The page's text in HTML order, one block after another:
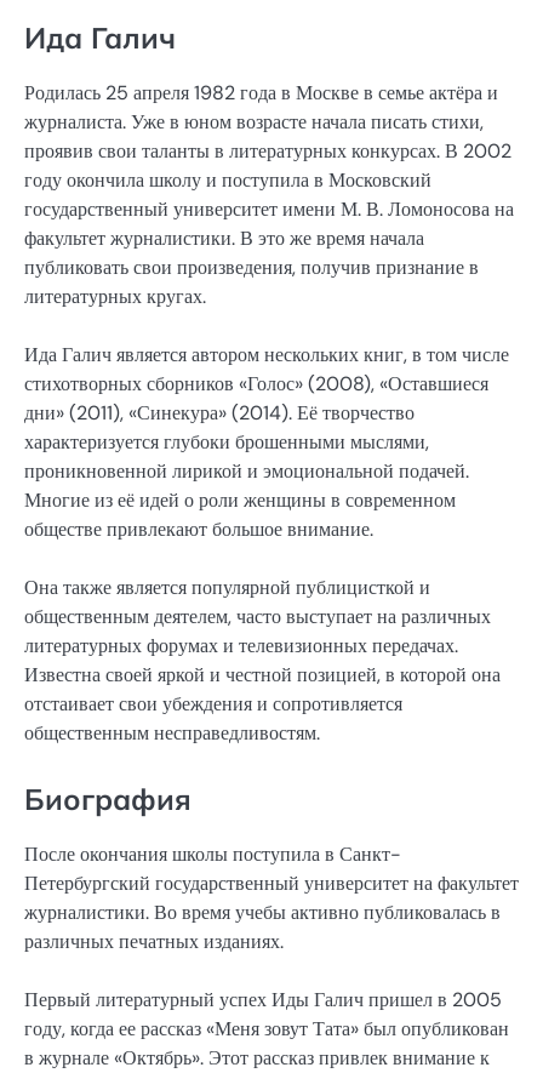
Ида Галич
Родилась 25 апреля 1982 года в Москве в семье актёра и
журналиста. Уже в юном возрасте начала писать стихи,
проявив свои таланты в литературных конкурсах. В 2002
году окончила школу и поступила в Московский
государственный университет имени М. В. Ломоносова на
факультет журналистики. В это же время начала
публиковать свои произведения, получив признание в
литературных кругах.
Ида Галич является автором нескольких книг, в том числе
стихотворных сборников «Голос» (2008), «Оставшиеся
дни» (2011), «Синекура» (2014). Её творчество
характеризуется глубоки брошенными мыслями,
проникновенной лирикой и эмоциональной подачей.
Многие из её идей о роли женщины в современном
обществе привлекают большое внимание.
Она также является популярной публицисткой и
общественным деятелем, часто выступает на различных
литературных форумах и телевизионных передачах.
Известна своей яркой и честной позицией, в которой она
отстаивает свои убеждения и сопротивляется
общественным несправедливостям.
Биография
После окончания школы поступила в Санкт-
Петербургский государственный университет на факультет
журналистики. Во время учебы активно публиковалась в
различных печатных изданиях.
Первый литературный успех Иды Галич пришел в 2005
году, когда ее рассказ «Меня зовут Тата» был опубликован
в журнале «Октябрь». Этот рассказ привлек внимание к